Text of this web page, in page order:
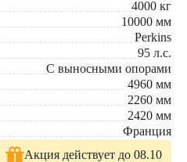
с полной гарантией. На
4000 кг
10000 мм
Perkins
95 л.с.
С выносными опорами
4960 мм
2260 мм
2420 мм
Франция
Акция действует до 08.10